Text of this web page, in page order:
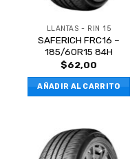
LLANTAS - RIN 15
SAFERICH FRC16 –
185/60R15 84H
$62,00
AÑADIR AL CARRITO